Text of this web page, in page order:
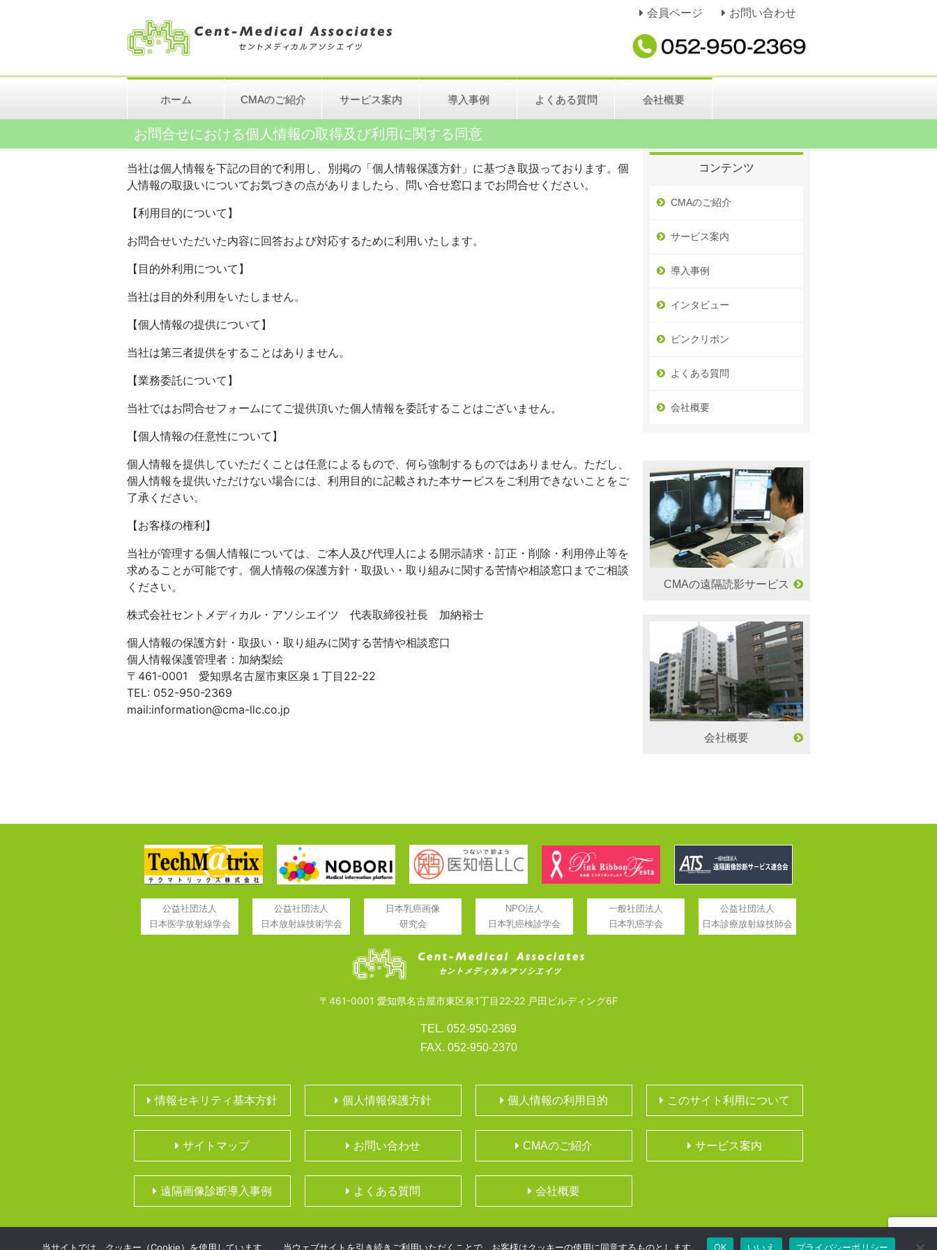
会員ページ お問い合わせ
ホーム CMAのご紹介 サービス案内 導入事例 よくある質問 会社概要
お問合せにおける個人情報の取得及び利用に関する同意
当社は個人情報を下記の目的で利用し、別掲の「個人情報保護方針」に基づき取扱っております。個
人情報の取扱いについてお気づきの点がありましたら、問い合せ窓口までお問合せください。
【利用目的について】
お問合せいただいた内容に回答および対応するために利用いたします。
【目的外利用について】
当社は目的外利用をいたしません。
【個人情報の提供について】
当社は第三者提供をすることはありません。
【業務委託について】
当社ではお問合せフォームにてご提供頂いた個人情報を委託することはございません。
【個人情報の任意性について】
個人情報を提供していただくことは任意によるもので、何ら強制するものではありません。ただし、
個人情報を提供いただけない場合には、利用目的に記載された本サービスをご利用できないことをご
了承ください。
【お客様の権利】
当社が管理する個人情報については、ご本人及び代理人による開示請求・訂正・削除・利用停止等を
求めることが可能です。個人情報の保護方針・取扱い・取り組みに関する苦情や相談窓口までご相談
ください。
株式会社セントメディカル・アソシエイツ 代表取締役社長 加納裕士
個人情報の保護方針・取扱い・取り組みに関する苦情や相談窓口
個人情報保護管理者：加納梨絵
〒461-0001 愛知県名古屋市東区泉１丁目22-22
TEL: 052-950-2369
mail:information@cma-llc.co.jp
コンテンツ
CMAのご紹介
サービス案内
導入事例
インタビュー
ピンクリボン
よくある質問
会社概要
CMAの遠隔読影サービス
会社概要
公益社団法人
日本医学放射線学会
公益社団法人
日本放射線技術学会
日本乳癌画像
研究会
NPO法人
日本乳癌検診学会
一般社団法人
日本乳癌学会
公益社団法人
日本診療放射線技師会
〒461-0001 愛知県名古屋市東区泉1丁目22‐22 戸田ビルディング6F
TEL. 052-950-2369
FAX. 052-950-2370
情報セキリティ基本方針 個人情報保護方針 個人情報の利用目的 このサイト利用について
サイトマップ お問い合わせ CMAのご紹介 サービス案内
遠隔画像診断導入事例 よくある質問 会社概要
当サイトでは、クッキー（Cookie）を使用しています。 当ウェブサイトを引き続きご利用いただくことで、お客様はクッキーの使用に同意するものとします。 OK いいえ プライバシーポリシー